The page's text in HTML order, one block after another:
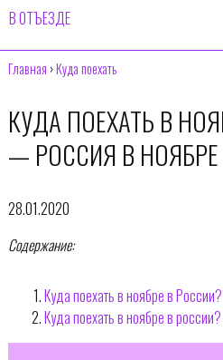
В ОТЪЕЗДЕ
Главная ›Куда поехать
КУДА ПОЕХАТЬ В
— РОССИЯ В НОЯБРЕ
28.01.2020
Содержание:
Куда поехать в ноябре в России?
Куда поехать в ноябре в россии?